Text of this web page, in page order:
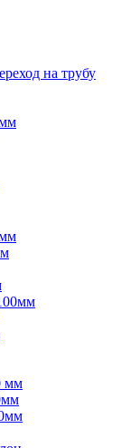
на трубу
мм